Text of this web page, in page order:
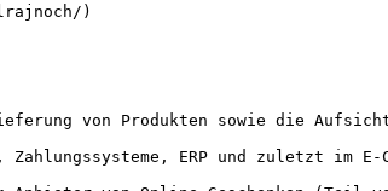
)
von Produkten sowie die Aufsicht
ERP und zuletzt im E-